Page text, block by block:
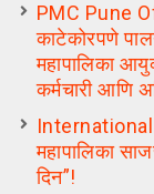
PMC Pune
काटेकोरपणे
महापालिका
कर्मचारी आणि
महापालिका
दिन”!